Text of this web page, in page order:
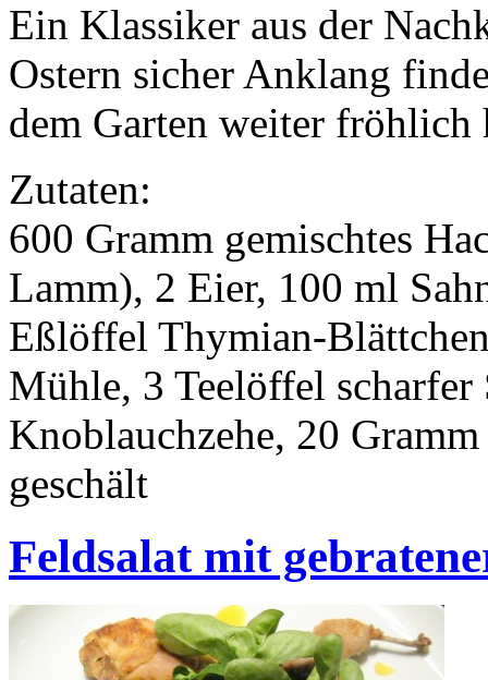
Ein Klassiker aus der
Ostern sicher Anklang
dem Garten weiter fröhlich
Zutaten:
600 Gramm gemischtes
Lamm), 2 Eier, 100 ml
Eßlöffel Thymian-
Mühle, 3 Teelöffel scharfer
Knoblauchzehe, 20
geschält
Feldsalat mit